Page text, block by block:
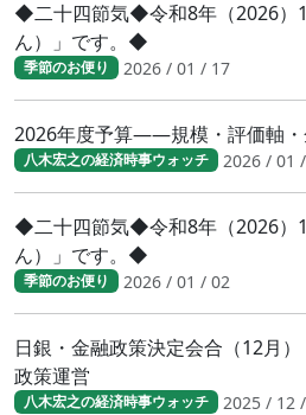
◆二十四節気◆令和8年（2026）
ん）」です。◆
季節のお便り 2026 / 01 / 17
2026年度予算――規模・評価軸・
八木宏之の経済時事ウォッチ 2026 / 01
◆二十四節気◆令和8年（2026）
ん）」です。◆
季節のお便り 2026 / 01 / 02
日銀・金融政策決定会合（12月
政策運営
八木宏之の経済時事ウォッチ 2025 / 12